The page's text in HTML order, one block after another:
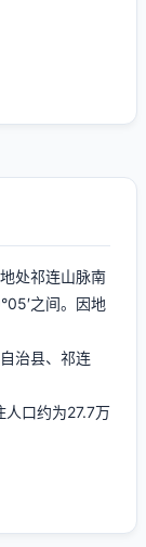
处祁连山脉南
之间。因地
治县、祁连
口约为27.7万